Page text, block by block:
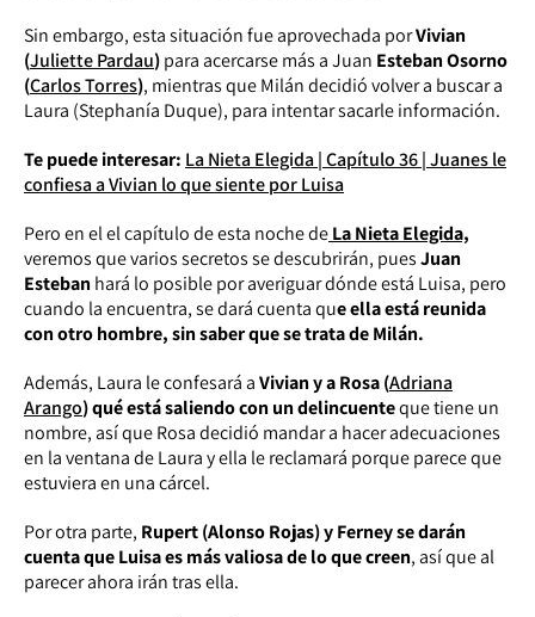
Sin embargo, esta situación fue aprovechada porVivian
(Juliette Pardau)para acercarse más a Juan Esteban Osorno
(Carlos Torres), mientras que Milán decidió volver a buscar a
Laura (Stephanía Duque), para intentar sacarle información.
Te puede interesar: La Nieta Elegida | Capítulo 36 | Juanes le
confiesa a Vivian lo que siente por Luisa
Pero en el el capítulo de esta noche deLa Nieta Elegida,
veremos que varios secretos se descubrirán, puesJuan
Estebanhará lo posible por averiguar dónde está Luisa, pero
cuando la encuentra, se dará cuenta que ella está reunida
con otro hombre, sin saber que se trata de Milán.
Además, Laura le confesará aVivian y a Rosa (Adriana
Arango) qué está saliendo con un delincuenteque tiene un
nombre, así que Rosa decidió mandar a hacer adecuaciones
en la ventana de Laura y ella le reclamará porque parece que
estuviera en una cárcel.
Por otra parte, Rupert (Alonso Rojas) y Ferney se darán
cuenta que Luisa es más valiosa de lo que creen, así que al
parecer ahora irán tras ella.